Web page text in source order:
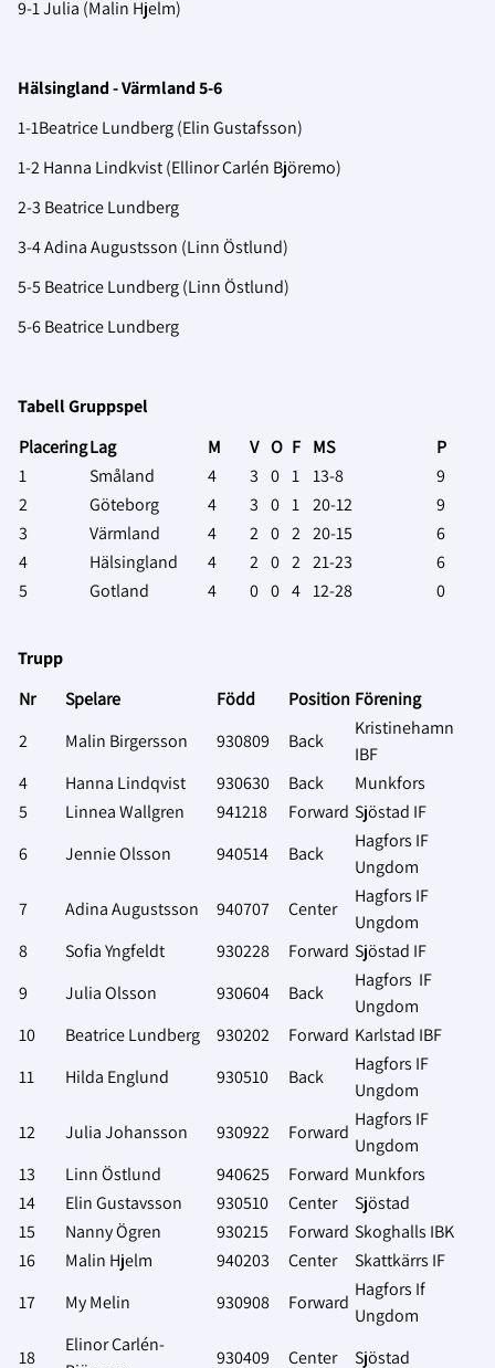
9-1 Julia (Malin Hjelm)
Hälsingland - Värmland 5-6
1-1Beatrice Lundberg (Elin Gustafsson)
1-2 Hanna Lindkvist (Ellinor Carlén Björemo)
2-3 Beatrice Lundberg
3-4 Adina Augustsson (Linn Östlund)
5-5 Beatrice Lundberg (Linn Östlund)
5-6 Beatrice Lundberg
Tabell Gruppspel
PlaceringLag M V O F MS
P
1
Småland 4 3 0 1 13-8
9
2
Göteborg 4 3 0 1 20-12
9
3
Värmland 4 2 0 2 20-15
6
4
Hälsingland 4 2 0 2 21-23
6
5
Gotland 4 0 0 4 12-28 0
Trupp
Nr
Spelare Född Position Förening
2
Malin Birgersson 930809 Back
Kristinehamn
IBF
4
Hanna Lindqvist 930630 Back
Munkfors
5
Linnea Wallgren 941218 Forward Sjöstad IF
6
Jennie Olsson 940514 Back
Hagfors IF
Ungdom
7
Adina Augustsson 940707 Center
Hagfors IF
Ungdom
8
Sofia Yngfeldt 930228 Forward Sjöstad IF
9
Julia Olsson 930604 Back
Hagfors IF
Ungdom
10
Beatrice Lundberg 930202 Forward Karlstad IBF
11
Hilda Englund 930510 Back
Hagfors IF
Ungdom
12
Julia Johansson 930922 Forward
Hagfors IF
Ungdom
13
Linn Östlund 940625 Forward Munkfors
14
Elin Gustavsson 930510 Center
Sjöstad
15
Nanny Ögren 930215 Forward Skoghalls IBK
16
Malin Hjelm 940203 Center
Skattkärrs IF
17
My Melin 930908 Forward
Hagfors If
Ungdom
18
Elinor Carlén-
930409 Center
Sjöstad